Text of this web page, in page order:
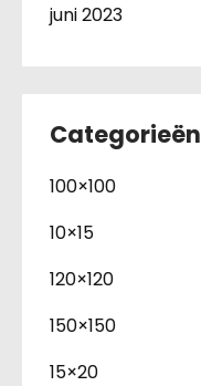
juni 2023
Categorieën
100×100
10×15
120×120
150×150
15×20